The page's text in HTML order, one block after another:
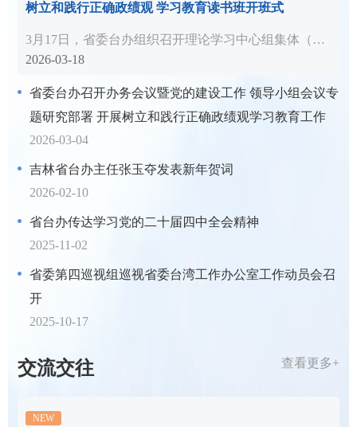
树立和践行正确政绩观 学习教育读书班开班式
3月17日，省委台办组织召开理论学习中心组集体（扩大）学习会议暨树立和践行正确政...
2026-03-18
省委台办召开办务会议暨党的建设工作 领导小组会议专
题研究部署 开展树立和践行正确政绩观学习教育工作
2026-03-04
吉林省台办主任张玉夺发表新年贺词
2026-02-10
省台办传达学习党的二十届四中全会精神
2025-11-02
省委第四巡视组巡视省委台湾工作办公室工作动员会召
开
2025-10-17
交流交往 查看更多+